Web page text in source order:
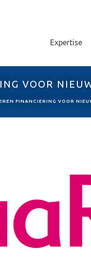
Expertise
VOOR
FINANCIERING VOOR